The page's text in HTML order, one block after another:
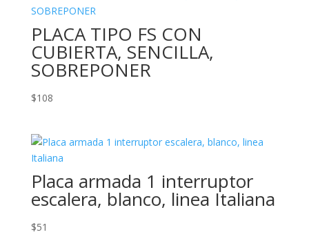
PLACA TIPO FS CON
CUBIERTA, SENCILLA,
SOBREPONER
$108
Placa armada 1 interruptor
escalera, blanco, linea Italiana
$51